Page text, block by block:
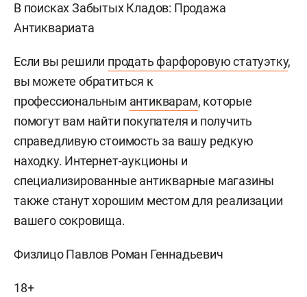
В поисках Забытых Кладов: Продажа
Антиквариата
Если вы решили продать фарфоровую статуэтку,
вы можете обратиться к
профессиональным антикварам, которые
помогут вам найти покупателя и получить
справедливую стоимость за вашу редкую
находку. Интернет-аукционы и
специализированные антикварные магазины
также станут хорошим местом для реализации
вашего сокровища.
Физлицо Павлов Роман Геннадьевич
18+